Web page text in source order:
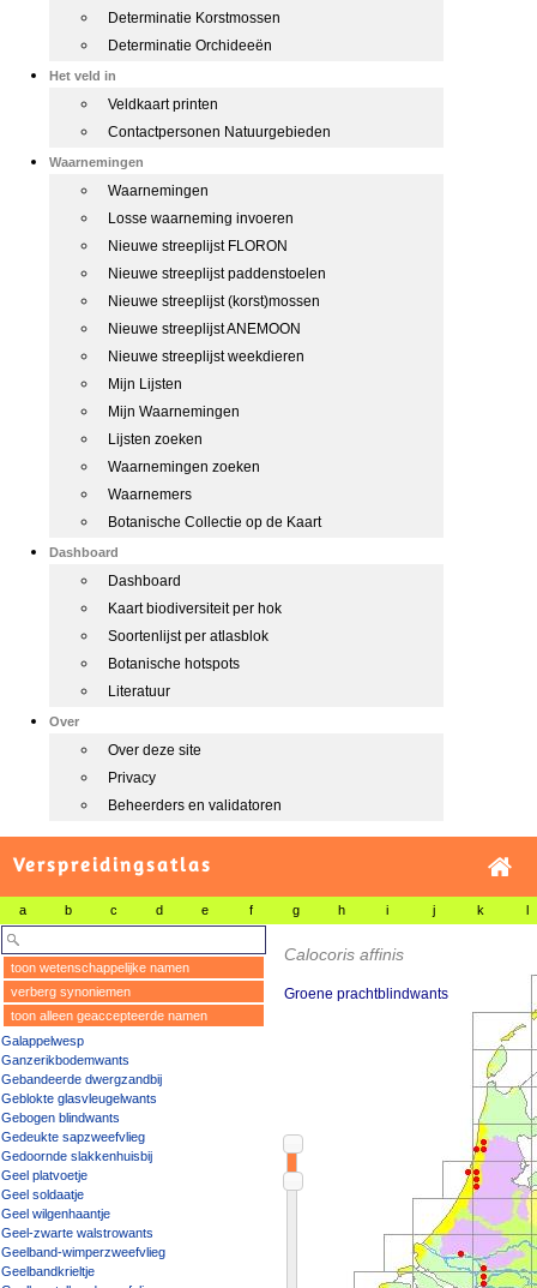
Determinatie Korstmossen
Determinatie Orchideeën
Het veld in
Veldkaart printen
Contactpersonen Natuurgebieden
Waarnemingen
Waarnemingen
Losse waarneming invoeren
Nieuwe streeplijst FLORON
Nieuwe streeplijst paddenstoelen
Nieuwe streeplijst (korst)mossen
Nieuwe streeplijst ANEMOON
Nieuwe streeplijst weekdieren
Mijn Lijsten
Mijn Waarnemingen
Lijsten zoeken
Waarnemingen zoeken
Waarnemers
Botanische Collectie op de Kaart
Dashboard
Dashboard
Kaart biodiversiteit per hok
Soortenlijst per atlasblok
Botanische hotspots
Literatuur
Over
Over deze site
Privacy
Beheerders en validatoren
Verspreidingsatlas
a b c d e f g h i j k l
toon wetenschappelijke namen
verberg synoniemen
toon alleen geaccepteerde namen
Galappelwesp
Ganzerikbodemwants
Gebandeerde dwergzandbij
Geblokte glasvleugelwants
Gebogen blindwants
Gedeukte sapzweefvlieg
Gedoornde slakkenhuisbij
Geel platvoetje
Geel soldaatje
Geel wilgenhaantje
Geel-zwarte walstrowants
Geelband-wimperzweefvlieg
Geelbandkrieltje
Calocoris affinis
Groene prachtblindwants